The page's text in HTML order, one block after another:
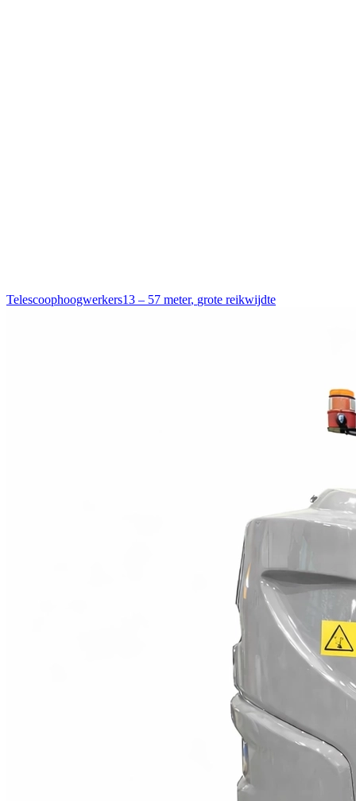
Telescoophoogwerkers13 – 57 meter, grote reikwijdte